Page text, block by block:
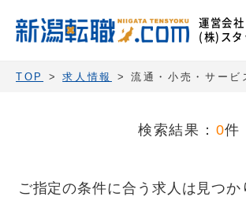
運営会
(株)スタ
TOP >求人情報 > 流通・小売・サービ
検索結果： 0件
ご指定の条件に合う求人は見つ